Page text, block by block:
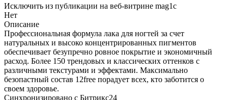
Исключить из публикации на веб-витрине mag1c
Нет
Описание
Профессиональная формула лака для ногтей за счет
натуральных и высоко концентрированных пигментов
обеспечивает безупречно ровное покрытие и экономичный
расход. Более 150 трендовых и классических оттенков с
различными текстурами и эффектами. Максимально
безопастный состав 12free порадует всех, кто заботится о
своем здоровье.
Синхронизировано с Битрикс24